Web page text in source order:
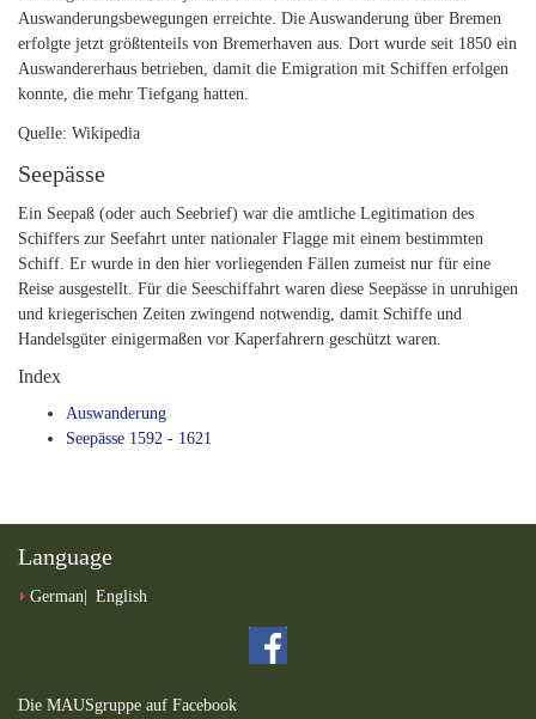
Auswanderungsbewegungen erreichte. Die Auswanderung über Bremen
erfolgte jetzt größtenteils von Bremerhaven aus. Dort wurde seit 1850 ein
Auswandererhaus betrieben, damit die Emigration mit Schiffen erfolgen
konnte, die mehr Tiefgang hatten.
Quelle: Wikipedia
Seepässe
Ein Seepaß (oder auch Seebrief) war die amtliche Legitimation des
Schiffers zur Seefahrt unter nationaler Flagge mit einem bestimmten
Schiff. Er wurde in den hier vorliegenden Fällen zumeist nur für eine
Reise ausgestellt. Für die Seeschiffahrt waren diese Seepässe in unruhigen
und kriegerischen Zeiten zwingend notwendig, damit Schiffe und
Handelsgüter einigermaßen vor Kaperfahrern geschützt waren.
Index
Auswanderung
Seepässe 1592 - 1621
Language
German English
Die MAUSgruppe auf Facebook